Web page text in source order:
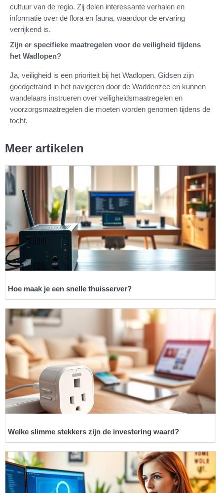
cultuur van de regio. Zij delen interessante verhalen en
informatie over de flora en fauna, waardoor de ervaring
verrijkend is.
Zijn er specifieke maatregelen voor de veiligheid tijdens
het Wadlopen?
Ja, veiligheid is een prioriteit bij het Wadlopen. Gidsen zijn
goedgetraind in het navigeren door de Waddenzee en kunnen
wandelaars instrueren over veiligheidsmaatregelen en
voorzorgsmaatregelen die moeten worden genomen tijdens de
tocht.
Meer artikelen
Hoe maak je een snelle thuisserver?
Welke slimme stekkers zijn de investering waard?